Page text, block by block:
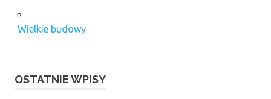
Wielkie budowy
OSTATNIE WPISY